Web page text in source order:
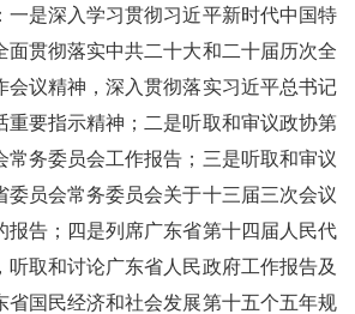
是深入学习贯彻习近平新时代中国特
面贯彻落实中共二十大和二十届历次全
会议精神，深入贯彻落实习近平总书记
重要指示精神；二是听取和审议政协第
常务委员会工作报告；三是听取和审议
委员会常务委员会关于十三届三次会议
报告；四是列席广东省第十四届人民代
听取和讨论广东省人民政府工作报告及
省国民经济和社会发展第十五个五年规